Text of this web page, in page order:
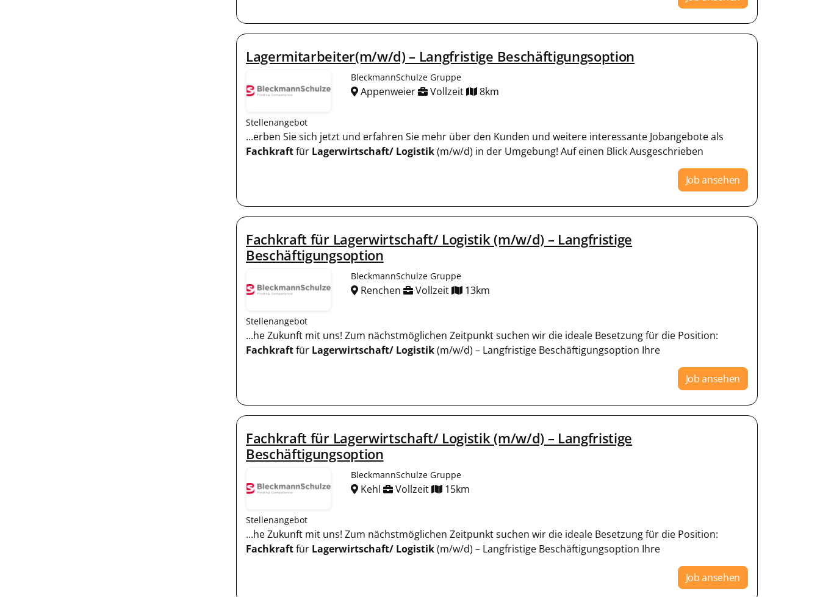
Lagermitarbeiter(m/w/d) – Langfristige Beschäftigungsoption
BleckmannSchulze Gruppe
Appenweier Vollzeit 8km
Stellenangebot
...erben Sie sich jetzt und erfahren Sie mehr über den Kunden und weitere interessante Jobangebote als
Fachkraftfür Lagerwirtschaft/ Logistik(m/w/d) in der Umgebung! Auf einen Blick Ausgeschrieben
Job ansehen
Fachkraft für Lagerwirtschaft/ Logistik (m/w/d) – Langfristige
Beschäftigungsoption
BleckmannSchulze Gruppe
Renchen Vollzeit 13km
Stellenangebot
...he Zukunft mit uns! Zum nächstmöglichen Zeitpunkt suchen wir die ideale Besetzung für die Position:
Fachkraftfür Lagerwirtschaft/ Logistik(m/w/d) – Langfristige Beschäftigungsoption Ihre
Job ansehen
Fachkraft für Lagerwirtschaft/ Logistik (m/w/d) – Langfristige
Beschäftigungsoption
BleckmannSchulze Gruppe
Kehl Vollzeit 15km
Stellenangebot
...he Zukunft mit uns! Zum nächstmöglichen Zeitpunkt suchen wir die ideale Besetzung für die Position:
Fachkraftfür Lagerwirtschaft/ Logistik(m/w/d) – Langfristige Beschäftigungsoption Ihre
Job ansehen